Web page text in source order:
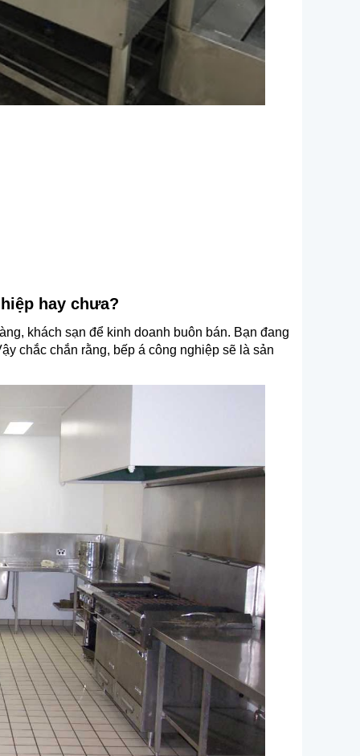
hay chưa?
khách sạn để kinh doanh buôn bán. Bạn đang
chắc chắn rằng, bếp á công nghiệp sẽ là sản